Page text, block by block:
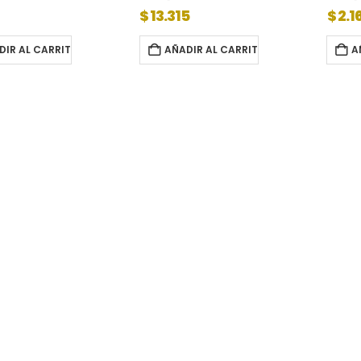
AL CARRITO
$13.315
AÑADIR AL CARRITO
$